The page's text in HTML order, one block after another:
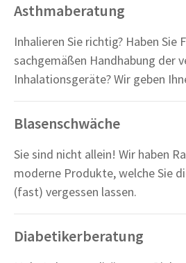
Asthmaberatung
Inhalieren Sie richtig? Haben Sie
sachgemäßen Handhabung der
Inhalationsgeräte? Wir geben
Blasenschwäche
Sie sind nicht allein! Wir haben
moderne Produkte, welche Sie
(fast) vergessen lassen.
Diabetikerberatung